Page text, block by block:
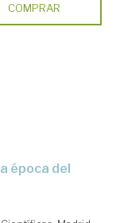
COMPRAR